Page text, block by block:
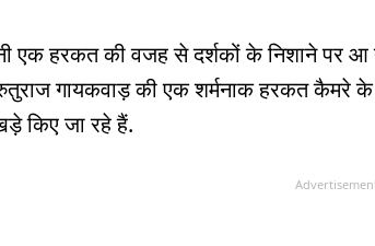
एक हरकत की वजह से दर्शकों के निशाने पर आ
गायकवाड़ की एक शर्मनाक हरकत कैमरे
किए जा रहे हैं.